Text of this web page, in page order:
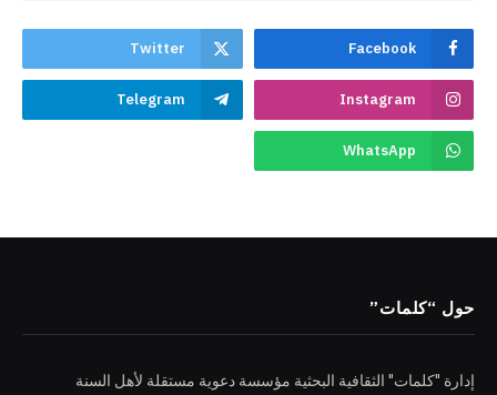
Facebook
Twitter
Instagram
Telegram
WhatsApp
حول “كلمات”
إدارة "كلمات" الثقافية البحثية مؤسسة دعوية مستقلة لأهل السنة